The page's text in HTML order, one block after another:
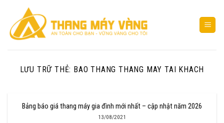
dung
LƯU TRỮ THẺ: BAO THANG THANG MAY TAI KHACH
Bảng báo giá thang máy gia đình mới nhất – cập nhật năm 2026
13/08/2021